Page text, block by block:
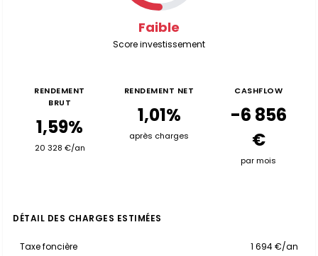
Faible
Score investissement
RENDEMENT
BRUT
1,59%
20 328 €/an
RENDEMENT NET
1,01%
après charges
CASHFLOW
-6 856
€
par mois
DÉTAIL DES CHARGES ESTIMÉES
Taxe foncière 1 694 €/an